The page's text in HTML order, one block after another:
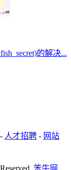
的解决...
- 人才招聘 - 网站
笨牛网